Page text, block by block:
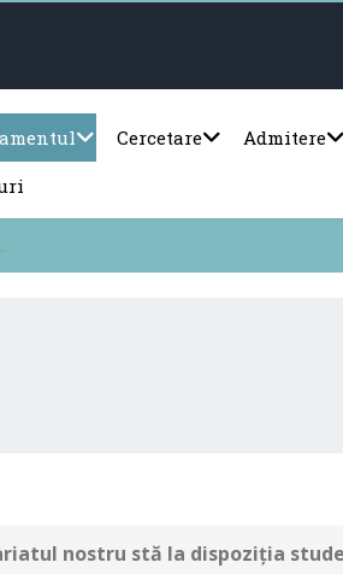
Cercetare Admitere
nostru stă la dispoziţia